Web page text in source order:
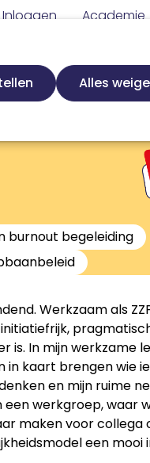
Alles
Inloggen Academie
burnout begeleiding
Werkzaam als
In mijn werkzame
kaart brengen wie
en mijn ruime
een werkgroep, waar
maken voor collega
een mooi